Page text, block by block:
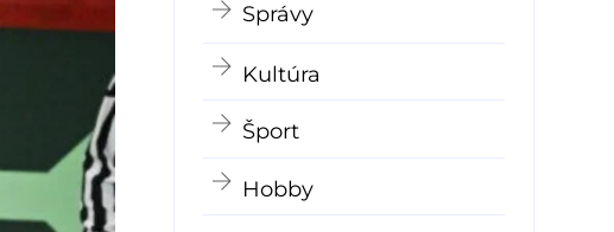
Správy
Kultúra
Šport
Hobby